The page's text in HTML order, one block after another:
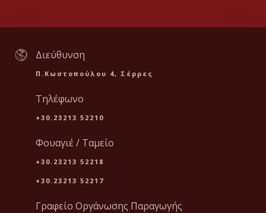
Διεύθυνση
Π.Κωστοπούλου 4, Σέρρες
Τηλέφωνο
+30.23213 52210
Φουαγιέ / Ταμείο
+30.23213 52218
+30.23213 52217
Γραφείο Οργάνωσης Παραγωγής